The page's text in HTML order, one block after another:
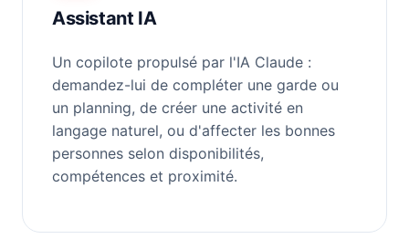
Assistant IA
Un copilote propulsé par l'IA Claude :
demandez-lui de compléter une garde ou
un planning, de créer une activité en
langage naturel, ou d'affecter les bonnes
personnes selon disponibilités,
compétences et proximité.